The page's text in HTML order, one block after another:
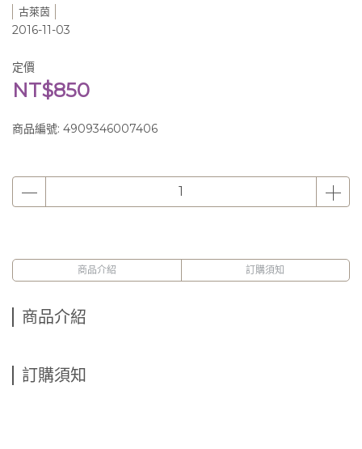
古萊茵
2016-11-03
定價
NT$850
商品編號: 4909346007406
商品介紹 訂購須知
商品介紹
訂購須知